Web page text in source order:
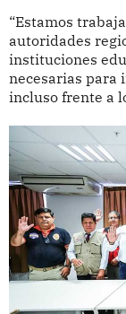
“Estamos
autoridades
instituciones
necesarias para
incluso frente a